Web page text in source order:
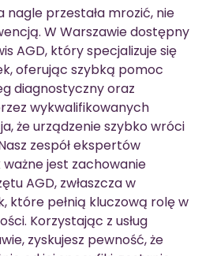
nagle przestała mrozić, nie
W Warszawie dostępny
AGD, który specjalizuje się
oferując szybką pomoc
diagnostyczny oraz
wykwalifikowanych
że urządzenie szybko wróci
zespół ekspertów
jest zachowanie
AGD, zwłaszcza w
które pełnią kluczową rolę w
Korzystając z usług
zyskujesz pewność, że